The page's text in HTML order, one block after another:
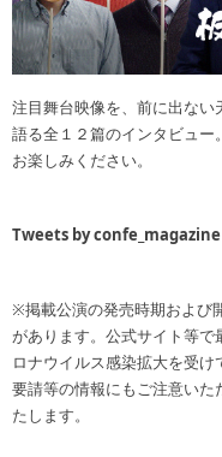
注目舞台映像を、前に出ない
語る全１２篇のインタビュ
お楽しみください。
Tweets by confe_magazine
※掲載公演の発売時期および
があります。公式サイト等で
ロナウイルス感染拡大を受
要請等の情報にもご注意い
たします。